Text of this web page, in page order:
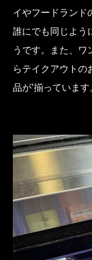
イやフードランド
誰にでも同じよう
うです。また、ワ
らテイクアウトの
品が’揃っています